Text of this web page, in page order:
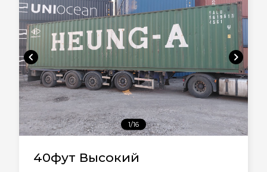
chevron_left chevron_right
1/16
40фут Высокий